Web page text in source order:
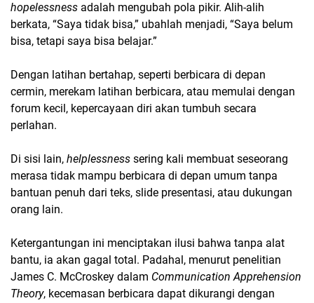
hopelessness adalah mengubah pola pikir. Alih-alih
berkata, “Saya tidak bisa,” ubahlah menjadi, “Saya belum
bisa, tetapi saya bisa belajar.”
Dengan latihan bertahap, seperti berbicara di depan
cermin, merekam latihan berbicara, atau memulai dengan
forum kecil, kepercayaan diri akan tumbuh secara
perlahan.
Di sisi lain, helplessness sering kali membuat seseorang
merasa tidak mampu berbicara di depan umum tanpa
bantuan penuh dari teks, slide presentasi, atau dukungan
orang lain.
Ketergantungan ini menciptakan ilusi bahwa tanpa alat
bantu, ia akan gagal total. Padahal, menurut penelitian
James C. McCroskey dalam Communication Apprehension
Theory, kecemasan berbicara dapat dikurangi dengan